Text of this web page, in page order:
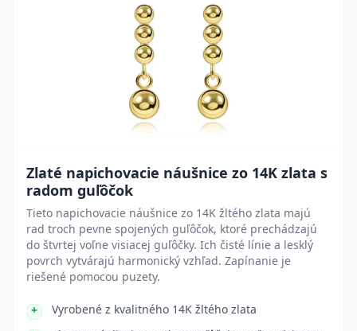
Zlaté napichovacie náušnice zo 14K zlata s
radom guľôčok
Tieto napichovacie náušnice zo 14K žltého zlata majú
rad troch pevne spojených guľôčok, ktoré prechádzajú
do štvrtej voľne visiacej guľôčky. Ich čisté línie a lesklý
povrch vytvárajú harmonický vzhľad. Zapínanie je
riešené pomocou puzety.
Vyrobené z kvalitného 14K žltého zlata